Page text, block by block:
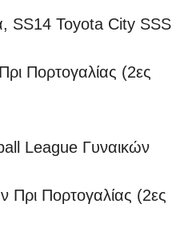
SS14 Toyota City SSS
Πορτογαλίας (2ες
League Γυναικών
Πορτογαλίας (2ες